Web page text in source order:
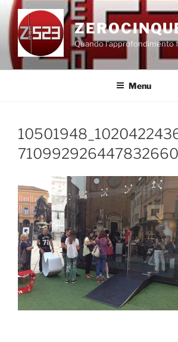
Salta
contenuto
Quando l'approfondimento
Menu